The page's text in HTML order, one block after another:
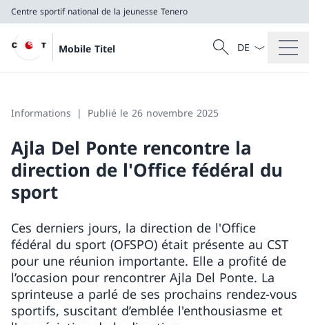
Centre sportif national de la jeunesse Tenero
Mobile Titel
Recherche
Recherche
La langue
Informations Publié le 26 novembre 2025
Ajla Del Ponte rencontre la
direction de l'Office fédéral du
sport
Ces derniers jours, la direction de l'Office
fédéral du sport (OFSPO) était présente au CST
pour une réunion importante. Elle a profité de
l’occasion pour rencontrer Ajla Del Ponte. La
sprinteuse a parlé de ses prochains rendez-vous
sportifs, suscitant d’emblée l'enthousiasme et